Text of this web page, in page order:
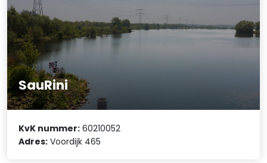
SauRini
KvK nummer: 60210052
Adres: Voordijk 465